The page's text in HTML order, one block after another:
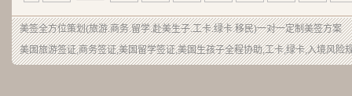
美签全方位策划(旅游.商务.留学.赴美生子.工卡.绿卡.移民)一对一定制美签方案
美国旅游签证,商务签证,美国留学签证,美国生孩子全程协助,工卡,绿卡,入境风险